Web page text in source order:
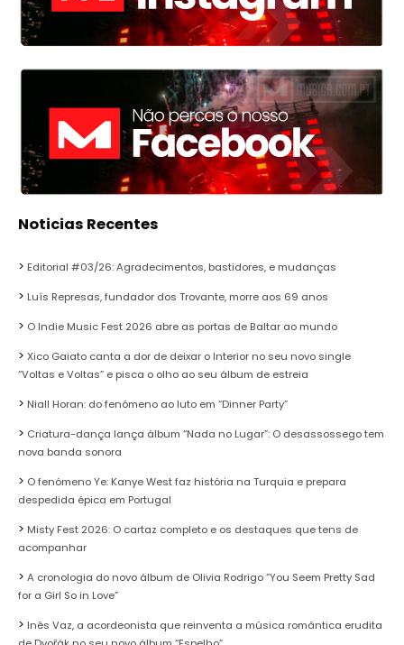
Noticias Recentes
Editorial #03/26: Agradecimentos, bastidores, e mudanças
Luís Represas, fundador dos Trovante, morre aos 69 anos
O Indie Music Fest 2026 abre as portas de Baltar ao mundo
Xico Gaiato canta a dor de deixar o Interior no seu novo single
“Voltas e Voltas” e pisca o olho ao seu álbum de estreia
Niall Horan: do fenómeno ao luto em “Dinner Party”
Criatura-dança lança álbum “Nada no Lugar”: O desassossego tem
nova banda sonora
O fenómeno Ye: Kanye West faz história na Turquia e prepara
despedida épica em Portugal
Misty Fest 2026: O cartaz completo e os destaques que tens de
acompanhar
A cronologia do novo álbum de Olivia Rodrigo “You Seem Pretty Sad
for a Girl So in Love”
Inês Vaz, a acordeonista que reinventa a música romântica erudita